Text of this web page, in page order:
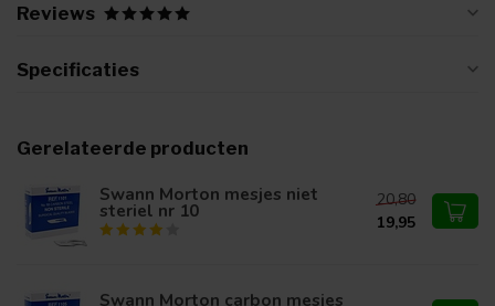
Reviews
Specificaties
Gerelateerde producten
Swann Morton mesjes niet
steriel nr 10
20,80
19,95
Swann Morton carbon mesjes